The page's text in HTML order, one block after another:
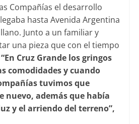
Compañías el desarrollo
hasta Avenida Argentina
Junto a un familiar y
una pieza que con el tiempo
“En Cruz Grande los gringos
comodidades y cuando
tuvimos que
nuevo, además que había
y el arriendo del terreno”,